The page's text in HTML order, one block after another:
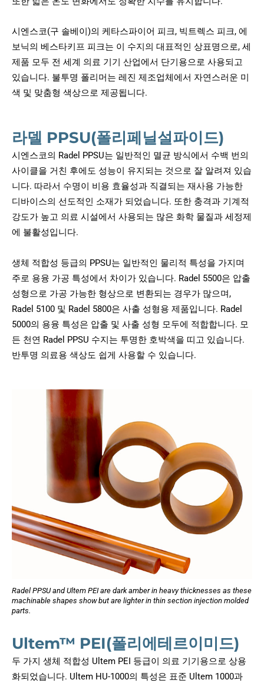
시엔스코(구 솔베이)의 케타스파이어 피크, 빅트렉스 피크, 에
보닉의 베스타키프 피크는 이 수지의 대표적인 상표명으로, 세
제품 모두 전 세계 의료 기기 산업에서 단기용으로 사용되고
있습니다. 불투명 폴리머는 레진 제조업체에서 자연스러운 미
색 및 맞춤형 색상으로 제공됩니다.
라델 PPSU(폴리페닐설파이드)
시엔스코의 Radel PPSU는 일반적인 멸균 방식에서 수백 번의
사이클을 거친 후에도 성능이 유지되는 것으로 잘 알려져 있습
니다. 따라서 수명이 비용 효율성과 직결되는 재사용 가능한
디바이스의 선도적인 소재가 되었습니다. 또한 충격과 기계적
강도가 높고 의료 시설에서 사용되는 많은 화학 물질과 세정제
에 불활성입니다.
생체 적합성 등급의 PPSU는 일반적인 물리적 특성을 가지며
주로 용융 가공 특성에서 차이가 있습니다. Radel 5500은 압출
성형으로 가공 가능한 형상으로 변환되는 경우가 많으며,
Radel 5100 및 Radel 5800은 사출 성형용 제품입니다. Radel
5000의 용융 특성은 압출 및 사출 성형 모두에 적합합니다. 모
든 천연 Radel PPSU 수지는 투명한 호박색을 띠고 있습니다.
반투명 의료용 색상도 쉽게 사용할 수 있습니다.
Radel PPSU and Ultem PEI are dark amber in heavy thicknesses as these
machinable shapes show but are lighter in thin section injection molded
parts.
Ultem™ PEI(폴리에테르이미드)
두 가지 생체 적합성 Ultem PEI 등급이 의료 기기용으로 상용
화되었습니다. Ultem HU-1000의 특성은 표준 Ultem 1000과